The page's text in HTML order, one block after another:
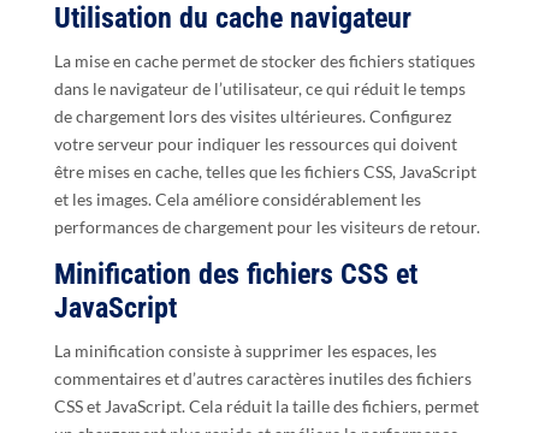
Utilisation du cache navigateur
La mise en cache permet de stocker des fichiers statiques
dans le navigateur de l’utilisateur, ce qui réduit le temps
de chargement lors des visites ultérieures. Configurez
votre serveur pour indiquer les ressources qui doivent
être mises en cache, telles que les fichiers CSS, JavaScript
et les images. Cela améliore considérablement les
performances de chargement pour les visiteurs de retour.
Minification des fichiers CSS et
JavaScript
La minification consiste à supprimer les espaces, les
commentaires et d’autres caractères inutiles des fichiers
CSS et JavaScript. Cela réduit la taille des fichiers, permet